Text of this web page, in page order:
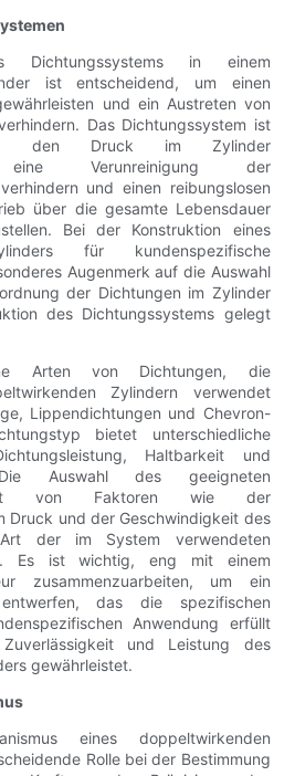
Dichtungssystems in einem
ist entscheidend, um einen
und ein Austreten von
Das Dichtungssystem ist
den Druck im Zylinder
eine Verunreinigung der
und einen reibungslosen
über die gesamte Lebensdauer
Bei der Konstruktion eines
für kundenspezifische
Augenmerk auf die Auswahl
der Dichtungen im Zylinder
des Dichtungssystems gelegt
Arten von Dichtungen, die
Zylindern verwendet
Lippendichtungen und Chevron-
bietet unterschiedliche
Haltbarkeit und
Die Auswahl des geeigneten
von Faktoren wie der
Druck und der Geschwindigkeit des
der im System verwendeten
Es ist wichtig, eng mit einem
zusammenzuarbeiten, um ein
das die spezifischen
Anwendung erfüllt
und Leistung des
gewährleistet.
eines doppeltwirkenden
Rolle bei der Bestimmung